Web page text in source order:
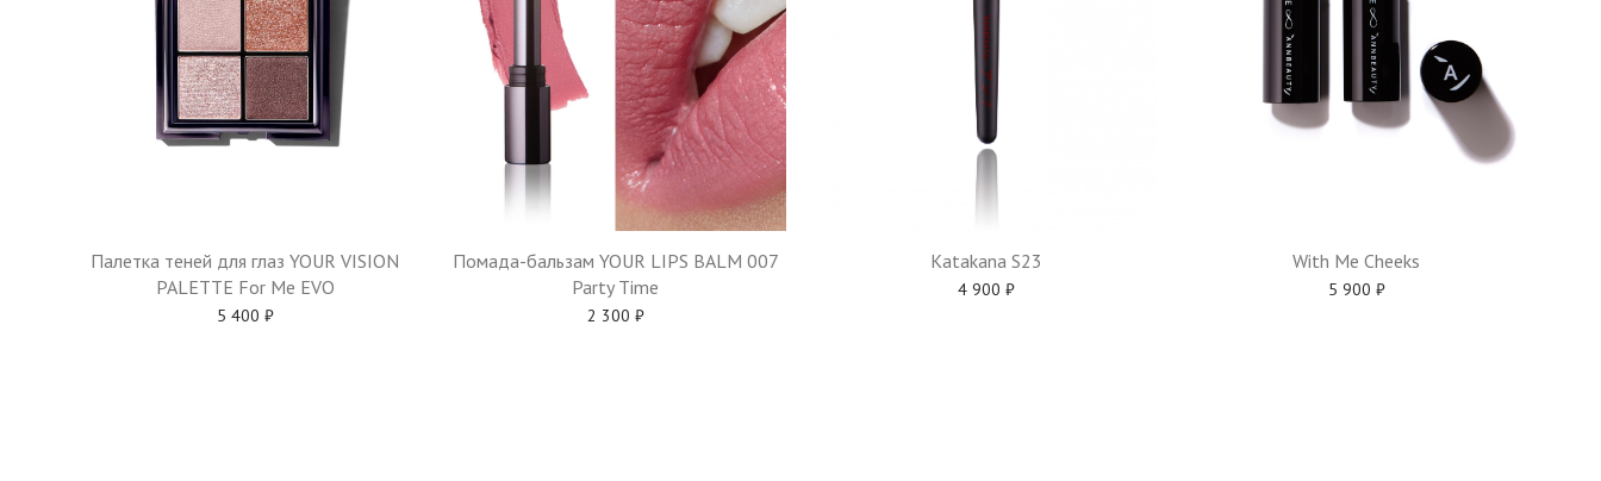
Палетка теней для глаз YOUR VISION
PALETTE For Me EVO
5 400 ₽
Помада-бальзам YOUR LIPS BALM 007
Party Time
2 300 ₽
Katakana S23
4 900 ₽
With Me Cheeks
5 900 ₽